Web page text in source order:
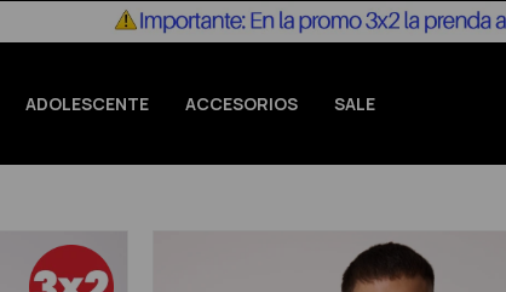
ADOLESCENTE ACCESORIOS SALE